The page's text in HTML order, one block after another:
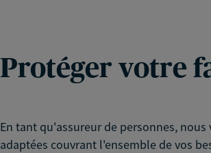
Protéger votre
En tant qu'assureur de personnes,
adaptées couvrant l'ensemble de vos